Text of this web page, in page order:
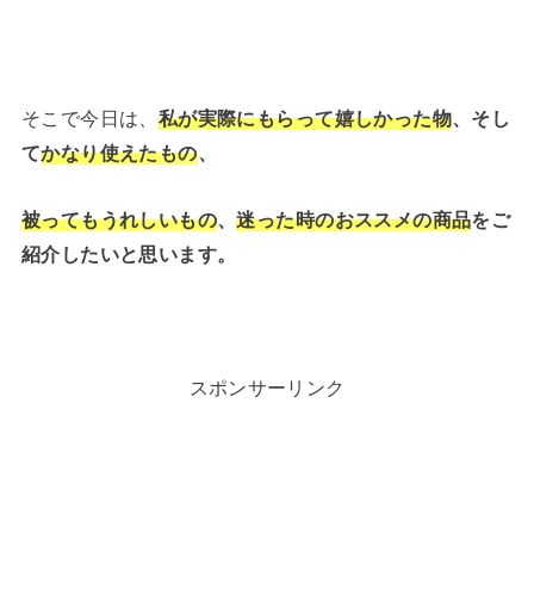
そこで今日は、 私が実際にもらって嬉しかった物、そし
てかなり使えたもの、
被ってもうれしいもの、迷った時のおススメの商品をご
紹介したいと思います。
スポンサーリンク